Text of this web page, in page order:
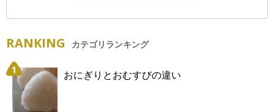
RANKING カテゴリランキング
おにぎりとおむすびの違い